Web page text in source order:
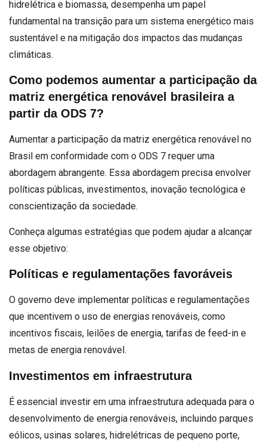
hidrelétrica e biomassa, desempenha um papel
fundamental na transição para um sistema energético mais
sustentável e na mitigação dos impactos das mudanças
climáticas.
Como podemos aumentar a participação da
matriz energética renovável brasileira a
partir da ODS 7?
Aumentar a participação da matriz energética renovável no
Brasil em conformidade com o ODS 7 requer uma
abordagem abrangente. Essa abordagem precisa envolver
políticas públicas, investimentos, inovação tecnológica e
conscientização da sociedade.
Conheça algumas estratégias que podem ajudar a alcançar
esse objetivo:
Políticas e regulamentações favoráveis
O governo deve implementar políticas e regulamentações
que incentivem o uso de energias renováveis, como
incentivos fiscais, leilões de energia, tarifas de feed-in e
metas de energia renovável.
Investimentos em infraestrutura
É essencial investir em uma infraestrutura adequada para o
desenvolvimento de energia renováveis, incluindo parques
eólicos, usinas solares, hidrelétricas de pequeno porte,